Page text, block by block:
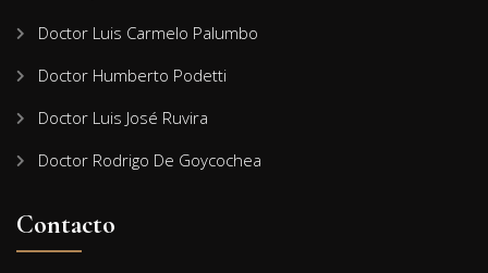
Doctor Luis Carmelo Palumbo
Doctor Humberto Podetti
Doctor Luis José Ruvira
Doctor Rodrigo De Goycochea
Contacto